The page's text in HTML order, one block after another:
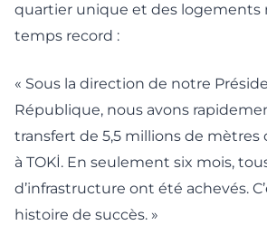
quartier unique et des logements
temps record :
« Sous la direction de notre
République, nous avons
transfert de 5,5 millions de mètres
à TOKİ. En seulement six mois,
d’infrastructure ont été achevés.
histoire de succès. »